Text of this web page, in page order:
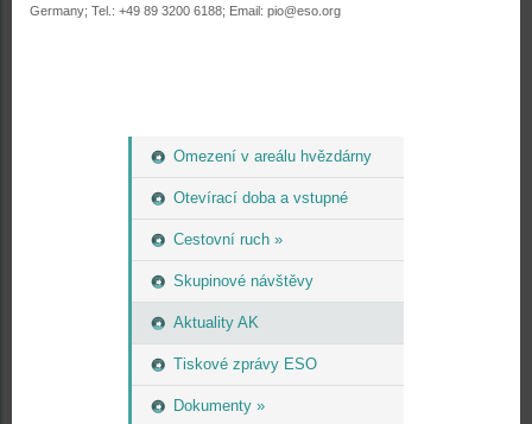
Omezení v areálu hvězdárny
Otevírací doba a vstupné
Cestovní ruch »
Skupinové návštěvy
Aktuality AK
Tiskové zprávy ESO
Dokumenty »
Germany; Tel.: +49 89 3200 6188; Email: pio@eso.org